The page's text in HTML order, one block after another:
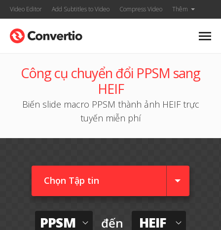
Video Editor Add Subtitles to Video Compress Video Thêm
Công cụ chuyển đổi PPSM sang
HEIF
Biến slide macro PPSM thành ảnh HEIF trực
tuyến miễn phí
Chọn Tập tin
PPSM đến HEIF